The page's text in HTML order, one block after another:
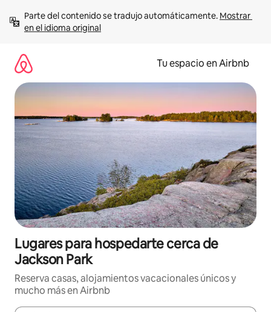
contenido
Parte del contenido se tradujo automáticamente. Mostrar
en el idioma original
Tu espacio en Airbnb
Lugares para hospedarte cerca de
Jackson Park
Reserva casas, alojamientos vacacionales únicos y
mucho más en Airbnb